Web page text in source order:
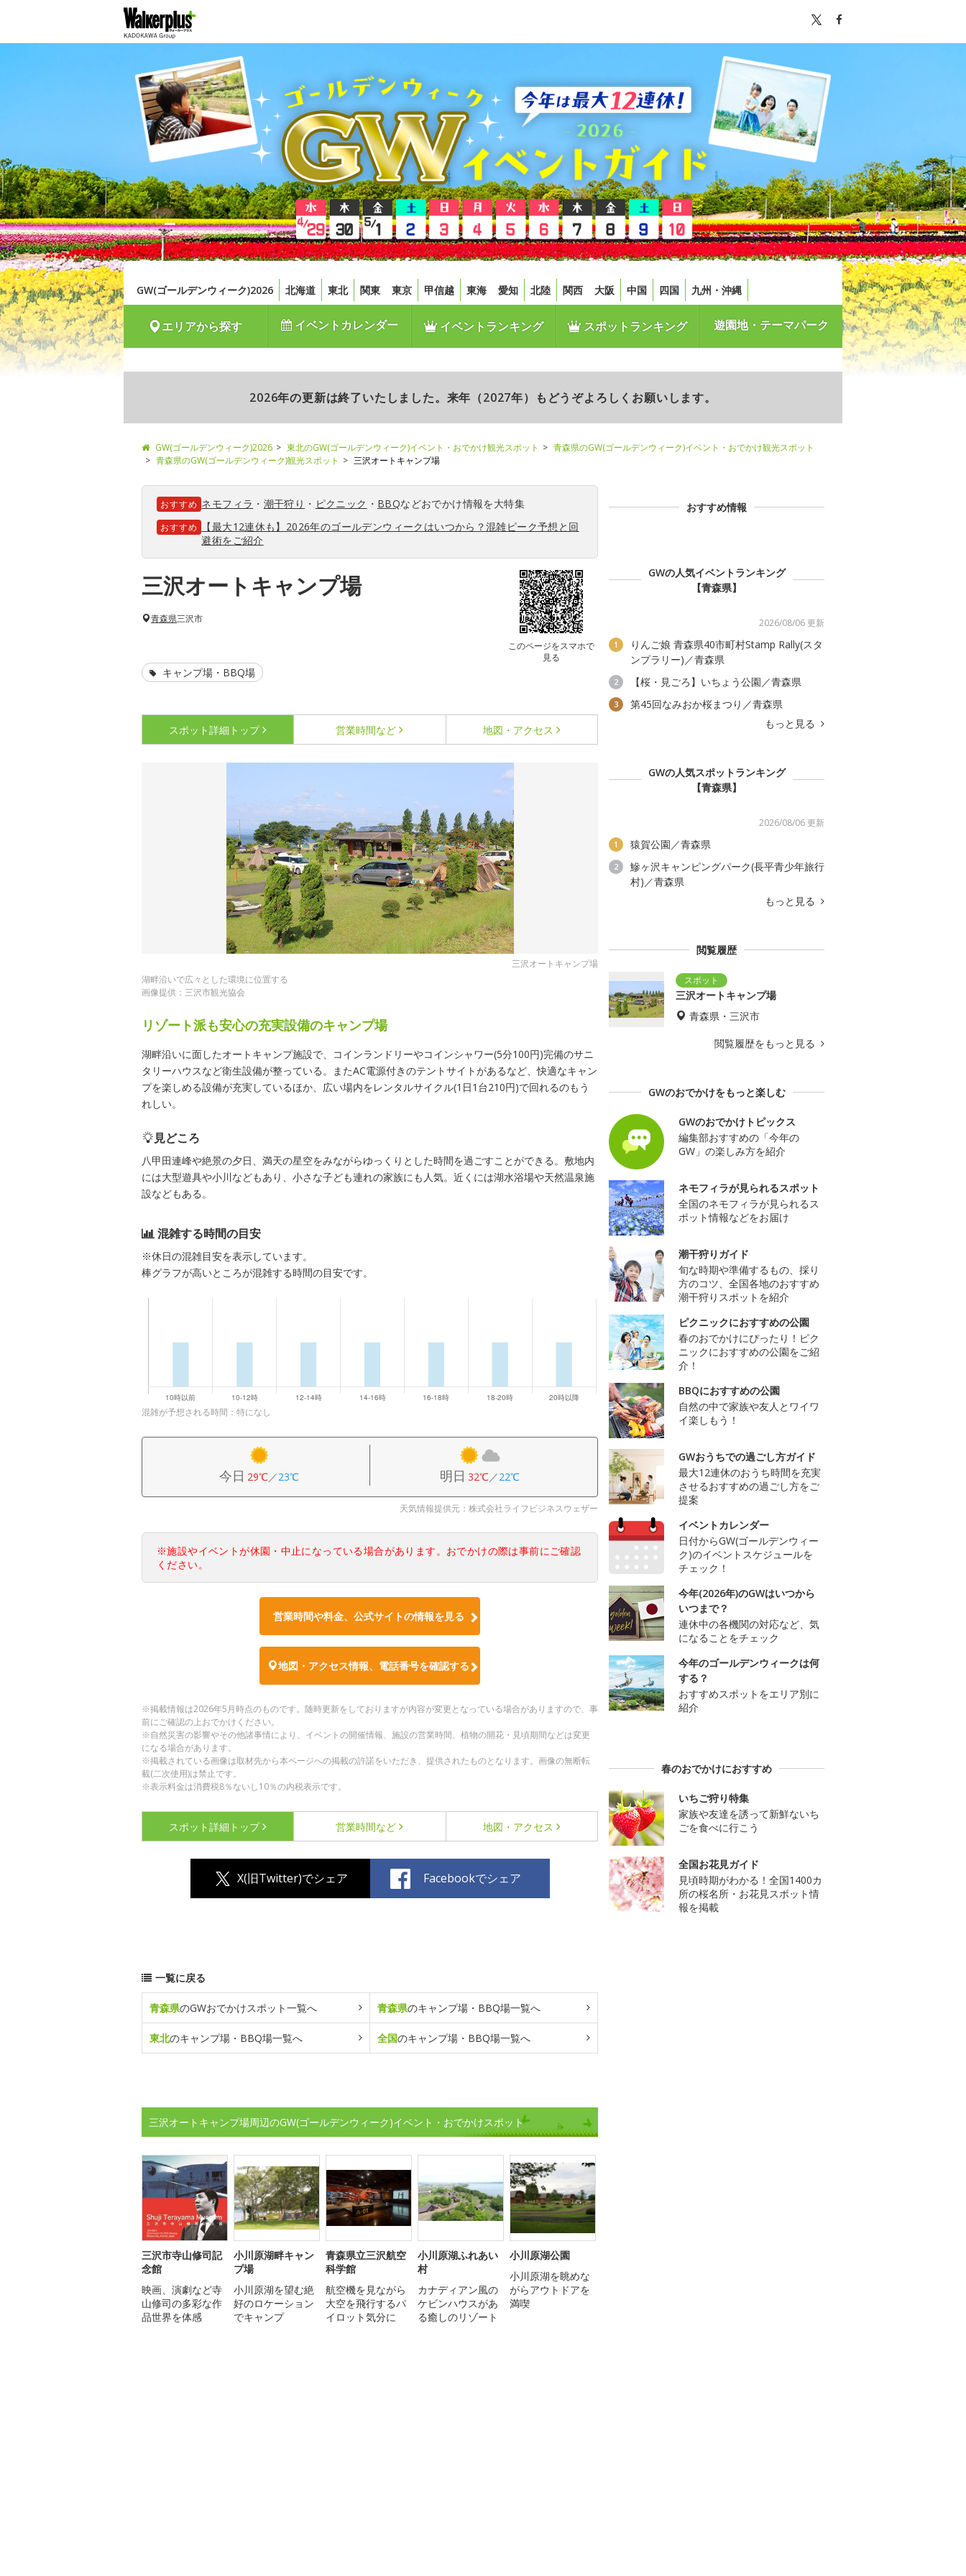
GW(ゴールデンウィーク)2026 北海道 東北 関東 東京 甲信越 東海 愛知 北陸 関西 大阪 中国 四国 九州・沖縄
エリアから探す イベントカレンダー イベントランキング スポットランキング 遊園地・テーマパーク
2026年の更新は終了いたしました。来年（2027年）もどうぞよろしくお願いします。
GW(ゴールデンウィーク)2026 東北のGW(ゴールデンウィーク)イベント・おでかけ観光スポット
青森県のGW(ゴールデンウィーク)イベント・おでかけ観光スポット
青森県のGW(ゴールデンウィーク)観光スポット
三沢オートキャンプ場
おすすめ ネモフィラ ・ 潮干狩り ・ ピクニック ・ BBQなどおでかけ情報を大特集
おすすめ
【最大12連休も】2026年のゴールデンウィークはいつから？混雑ピーク予想と回
避術をご紹介
三沢オートキャンプ場
このページをスマホで
見る
青森県三沢市
キャンプ場・BBQ場
スポット詳細 トップ 営業時間など 地図・アクセス
三沢オートキャンプ場
湖畔沿いで広々とした環境に位置する
画像提供：三沢市観光協会
リゾート派も安心の充実設備のキャンプ場
湖畔沿いに面したオートキャンプ施設で、コインランドリーやコインシャワー(5分100円)完備のサニ
タリーハウスなど衛生設備が整っている。またAC電源付きのテントサイトがあるなど、快適なキャン
プを楽しめる設備が充実しているほか、広い場内をレンタルサイクル(1日1台210円)で回れるのもう
れしい。
見どころ
八甲田連峰や絶景の夕日、満天の星空をみながらゆっくりとした時間を過ごすことができる。敷地内
には大型遊具や小川などもあり、小さな子ども連れの家族にも人気。近くには湖水浴場や天然温泉施
設などもある。
混雑する時間の目安
※休日の混雑目安を表示しています。
棒グラフが高いところが混雑する時間の目安です。
混雑が予想される時間：特になし
今日 29℃／23℃ 明日 32℃／22℃
天気情報提供元：株式会社ライフビジネスウェザー
※施設やイベントが休園・中止になっている場合があります。おでかけの際は事前にご確認
ください。
営業時間や料金、公式サイトの情報を見る
地図・アクセス情報、電話番号を確認する
※掲載情報は2026年5月時点のものです。随時更新をしておりますが内容が変更となっている場合がありますので、事
前にご確認の上おでかけください。
※自然災害の影響やその他諸事情により、イベントの開催情報、施設の営業時間、植物の開花・見頃期間などは変更
になる場合があります。
※掲載されている画像は取材先から本ページへの掲載の許諾をいただき、提供されたものとなります。画像の無断転
載(二次使用)は禁止です。
※表示料金は消費税8％ないし10％の内税表示です。
スポット詳細 トップ 営業時間など 地図・アクセス
X(旧Twitter)でシェア Facebookでシェア
一覧に戻る
青森県のGWおでかけスポット一覧へ 青森県のキャンプ場・BBQ場一覧へ
東北のキャンプ場・BBQ場一覧へ 全国のキャンプ場・BBQ場一覧へ
三沢オートキャンプ場周辺のGW(ゴールデンウィーク)イベント・おでかけスポット
三沢市寺山修司記
念館
映画、演劇など寺
山修司の多彩な作
品世界を体感
小川原湖畔キャン
プ場
小川原湖を望む絶
好のロケーション
でキャンプ
青森県立三沢航空
科学館
航空機を見ながら
大空を飛行するパ
イロット気分に
小川原湖ふれあい
村
カナディアン風の
ケビンハウスがあ
る癒しのリゾート
小川原湖公園
小川原湖を眺めな
がらアウトドアを
満喫
おすすめ情報
GWの人気イベントランキング
【青森県】
2026/08/06 更新
1
りんご娘 青森県40市町村Stamp Rally(スタ
ンプラリー)／青森県
2 【桜・見ごろ】いちょう公園／青森県
3
第45回なみおか桜まつり／青森県
もっと見る
GWの人気スポットランキング
【青森県】
2026/08/06 更新
1 猿賀公園／青森県
2
鰺ヶ沢キャンピングパーク(長平青少年旅行
村)／青森県
もっと見る
閲覧履歴
三沢オートキャンプ場
青森県・三沢市
閲覧履歴をもっと見る
GWのおでかけをもっと楽しむ
GWのおでかけトピックス
編集部おすすめの「今年の
GW」の楽しみ方を紹介
ネモフィラが見られるスポット
全国のネモフィラが見られるス
ポット情報などをお届け
潮干狩りガイド
旬な時期や準備するもの、採り
方のコツ、全国各地のおすすめ
潮干狩りスポットを紹介
ピクニックにおすすめの公園
春のおでかけにぴったり！ピク
ニックにおすすめの公園をご紹
介！
BBQにおすすめの公園
自然の中で家族や友人とワイワ
イ楽しもう！
GWおうちでの過ごし方ガイド
最大12連休のおうち時間を充実
させるおすすめの過ごし方をご
提案
イベントカレンダー
日付からGW(ゴールデンウィー
ク)のイベントスケジュールを
チェック！
今年(2026年)のGWはいつから
いつまで？
連休中の各機関の対応など、気
になることをチェック
今年のゴールデンウィークは何
する？
おすすめスポットをエリア別に
紹介
春のおでかけにおすすめ
いちご狩り特集
家族や友達を誘って新鮮ないち
ごを食べに行こう
全国お花見ガイド
見頃時期がわかる！全国1400カ
所の桜名所・お花見スポット情
報を掲載